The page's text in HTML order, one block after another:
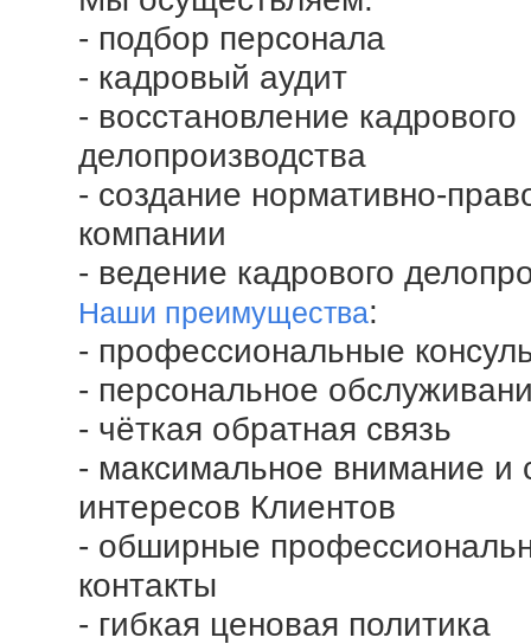
- подбор персонала
- кадровый аудит
- восстановление кадрового
делопроизводства
- создание нормативно-
компании
- ведение кадрового
Наши преимущества:
- профессиональные
- персональное
- чёткая обратная связь
- максимальное внимание и
интересов Клиентов
- обширные
контакты
- гибкая ценовая политика